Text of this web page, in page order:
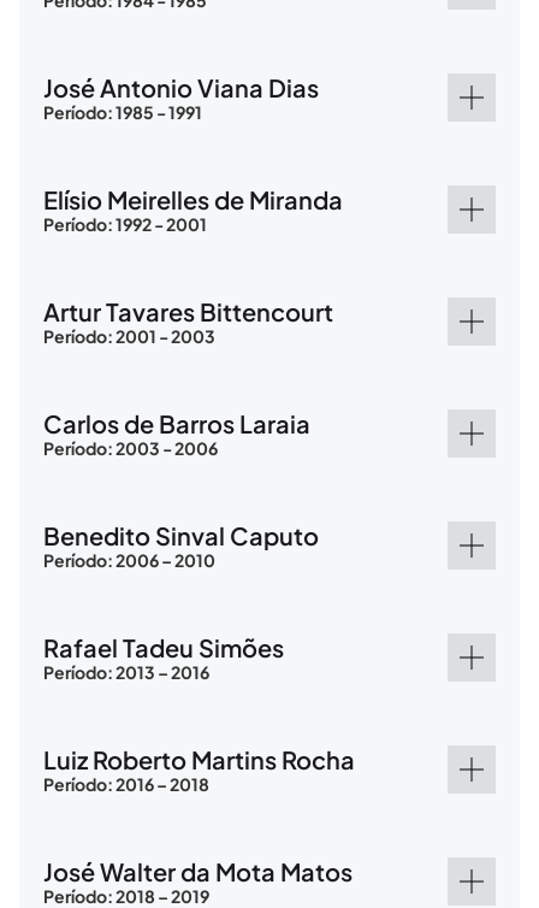
José Antonio Viana Dias
Período: 1985 - 1991
Elísio Meirelles de Miranda
Período: 1992 - 2001
Artur Tavares Bittencourt
Período: 2001 - 2003
Carlos de Barros Laraia
Período: 2003 - 2006
Benedito Sinval Caputo
Período: 2006 – 2010
Rafael Tadeu Simões
Período: 2013 – 2016
Luiz Roberto Martins Rocha
Período: 2016 – 2018
José Walter da Mota Matos
Período: 2018 – 2019